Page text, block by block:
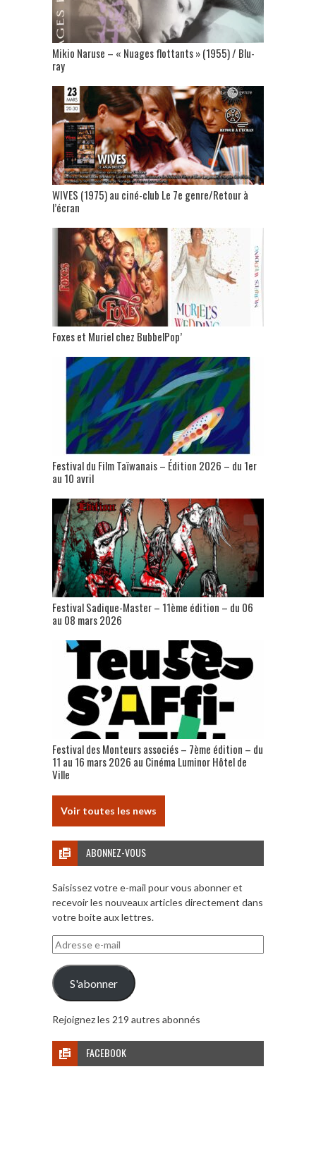
Mikio Naruse – « Nuages flottants » (1955) / Blu-
ray
WIVES (1975) au ciné-club Le 7e genre/Retour à
l’écran
Foxes et Muriel chez BubbelPop’
Festival du Film Taïwanais – Édition 2026 – du 1er
au 10 avril
Festival Sadique-Master – 11ème édition – du 06
au 08 mars 2026
Festival des Monteurs associés – 7ème édition – du
11 au 16 mars 2026 au Cinéma Luminor Hôtel de
Ville
Voir toutes les news
ABONNEZ-VOUS
Saisissez votre e-mail pour vous abonner et
recevoir les nouveaux articles directement dans
votre boite aux lettres.
Adresse
e-
mail
S'abonner
Rejoignez les 219 autres abonnés
FACEBOOK